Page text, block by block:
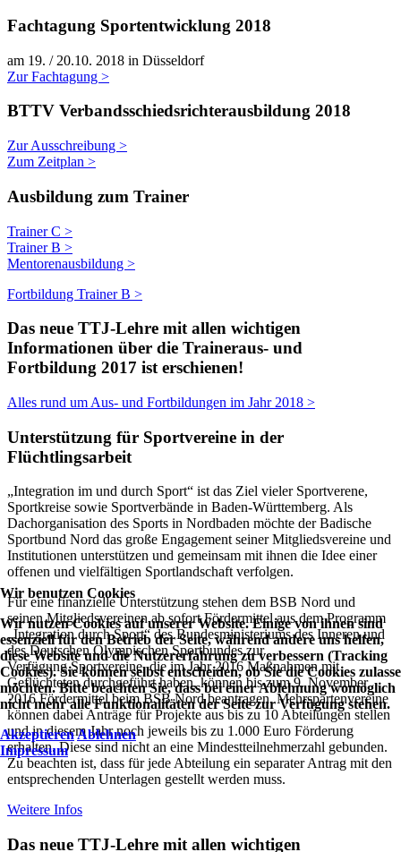
Fachtagung Sportentwicklung 2018
am 19. / 20.10. 2018 in Düsseldorf
Zur Fachtagung >
BTTV Verbandsschiedsrichterausbildung 2018
Zur Ausschreibung >
Zum Zeitplan >
Ausbildung zum Trainer
Trainer C >
Trainer B >
Mentorenausbildung >
Fortbildung Trainer B >
Das neue TTJ-Lehre mit allen wichtigen
Informationen über die Traineraus- und
Fortbildung 2017 ist erschienen!
Alles rund um Aus- und Fortbildungen im Jahr 2018 >
Unterstützung für Sportvereine in der
Flüchtlingsarbeit
„Integration im und durch Sport“ ist das Ziel vieler Sportverene,
Sportkreise sowie Sportverbände in Baden-Württemberg. Als
Dachorganisation des Sports in Nordbaden möchte der Badische
Sportbund Nord das große Engagement seiner Mitgliedsvereine und
Institutionen unterstützen und gemeinsam mit ihnen die Idee einer
offenen und vielfältigen Sportlandschaft verfolgen.
Für eine finanzielle Unterstützung stehen dem BSB Nord und
seinen Mitgliedsvereinen ab sofort Fördermittel aus dem Programm
„Integration durch Sport“ des Bundesministeriums des Inneren und
des Deutschen Olympischen Sportbundes zur
Verfügung.Sportvereine, die im Jahr 2016 Maßnahmen mit
Geflüchteten durchgeführt haben, können bis zum 9. November
2016 Fördermittel beim BSB Nord beantragen. Mehrspartenvereine
können dabei Anträge für Projekte aus bis zu 10 Abteilungen stellen
und in diesem Jahr noch jeweils bis zu 1.000 Euro Förderung
erhalten. Diese sind nicht an eine Mindestteilnehmerzahl gebunden.
Zu beachten ist, dass für jede Abteilung ein separater Antrag mit den
entsprechenden Unterlagen gestellt werden muss.
Weitere Infos
Das neue TTJ-Lehre mit allen wichtigen
Wir benutzen Cookies
Wir nutzen Cookies auf unserer Website. Einige von ihnen sind
essenziell für den Betrieb der Seite, während andere uns helfen,
diese Website und die Nutzererfahrung zu verbessern (Tracking
Cookies). Sie können selbst entscheiden, ob Sie die Cookies
möchten. Bitte beachten Sie, dass bei einer Ablehnung womöglich
nicht mehr alle Funktionalitäten der Seite zur Verfügung stehen.
AkzeptierenAblehnen
Impressum